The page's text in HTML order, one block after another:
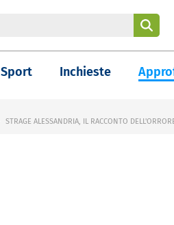
Sport Inchieste
STRAGE ALESSANDRIA, IL RACCONTO